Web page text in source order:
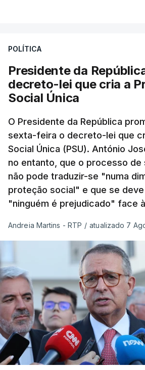
POLÍTICA
Presidente da
decreto-lei que cria a
Social Única
O Presidente da República
sexta-feira o decreto-lei que
Social Única (PSU). António
no entanto, que o processo de
não pode traduzir-se "numa
proteção social" e que se
"ninguém é prejudicado" face
Andreia Martins - RTP / atualizado 7